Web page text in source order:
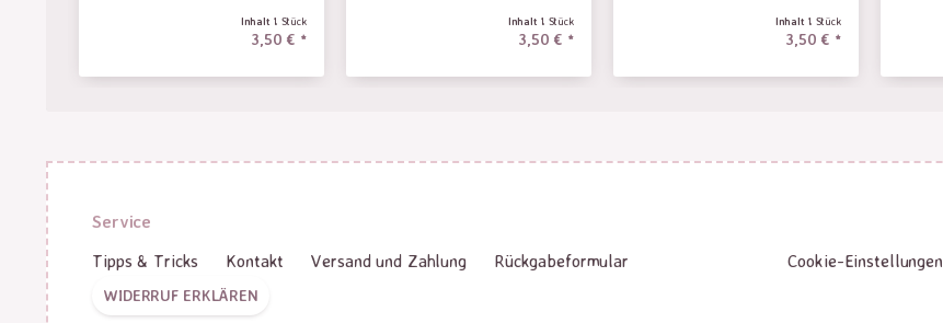
Inhalt 1 Stück
3,50 € *
Inhalt 1 Stück
3,50 € *
Inhalt 1 Stück
3,50 € *
Service
Tipps & Tricks
Kontakt Versand und Zahlung Rückgabeformular
WIDERRUF ERKLÄREN
Cookie-Einstellungen